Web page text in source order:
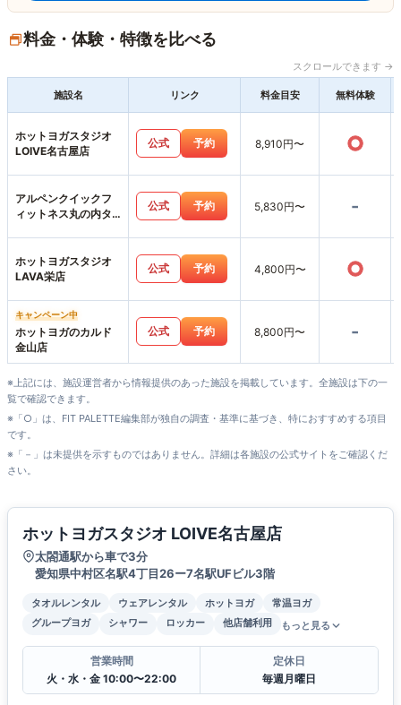
料金・体験・特徴を比べる
スクロールできます →
施設名 リンク 料金目安 無料体験
ホットヨガスタジオ
LOIVE名古屋店
公式 予約 8,910円〜 ○
アルペンクイックフ
ィットネス丸の内タ
公式 予約 5,830円〜 -
ホットヨガスタジオ
LAVA栄店
公式 予約 4,800円〜 ○
キャンペーン中
ホットヨガのカルド
金山店
公式 予約 8,800円〜 -
※上記には、施設運営者から情報提供のあった施設を掲載しています。全施設は下の一
覧で確認できます。
※「○」は、FIT PALETTE編集部が独自の調査・基準に基づき、特におすすめする項目
です。
※「－」は未提供を示すものではありません。詳細は各施設の公式サイトをご確認くだ
さい。
ホットヨガスタジオ LOIVE名古屋店
太閤通駅から車で3分
愛知県中村区名駅4丁目26ー7名駅UFビル3階
タオルレンタル ウェアレンタル ホットヨガ
常温ヨガ
グループヨガ
シャワー ロッカー 他店舗利用 もっと見る
営業時間
火・水・金 10:00〜22:00
定休日
毎週月曜日